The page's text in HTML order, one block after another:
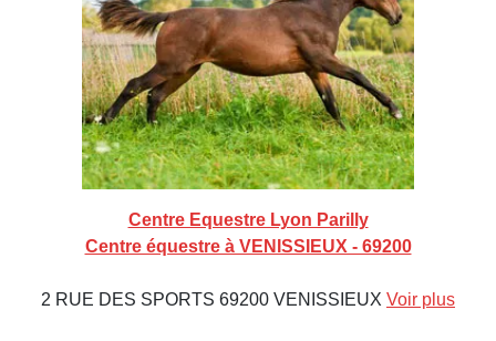
Centre Equestre Lyon Parilly
Centre équestre à VENISSIEUX - 69200
2 RUE DES SPORTS 69200 VENISSIEUX Voir plus